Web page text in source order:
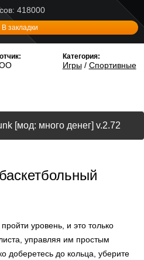
418000
В закладки
Категория:
Игры/ Спортивные
[мод: много денег] v.2.72
уровень, и это только
управляя им простым
доберетесь до кольца, уберите